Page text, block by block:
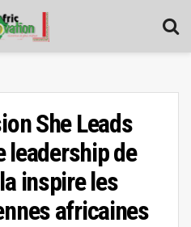
She Leads
leadership de
inspire les
africaines